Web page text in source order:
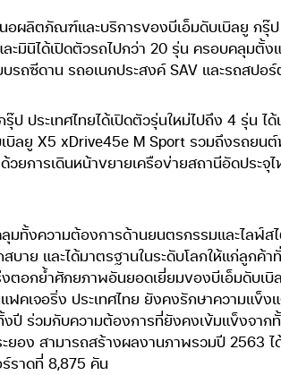
ผลิตภัณฑ์และบริการของบีเอ็มดับเบิลยู กรุ๊
ะมินิได้เปิดตัวรถไปกว่า 20 รุ่น ครอบคลุม
ถซีดาน รถอเนกประสงค์ SAV และรถสปอ
ประเทศไทยได้เปิดตัวรุ่นใหม่ไปถึง 4 รุ่น
บิลยู X5 xDrive45e M Sport รวมถึงรถย
การเดินหน้าขยายเครือข่ายสถานีอัดประจุ
งความต้องการด้านยนตรกรรมและไลฟ์ส
บาย และได้มาตรฐานในระดับโลกให้แก่ลูก
กย้ำศักยภาพอันยอดเยี่ยมของบีเอ็มดับเบิ
เจอริ่ง ประเทศไทย ยังคงรักษาความแข็ง
ร่วมกับความต้องการที่ยังคงเข้มแข็งจากทั้
ยอง สามารถสร้างผลงานภาพรวมปี 2563
ราดที่ 8,875 คัน